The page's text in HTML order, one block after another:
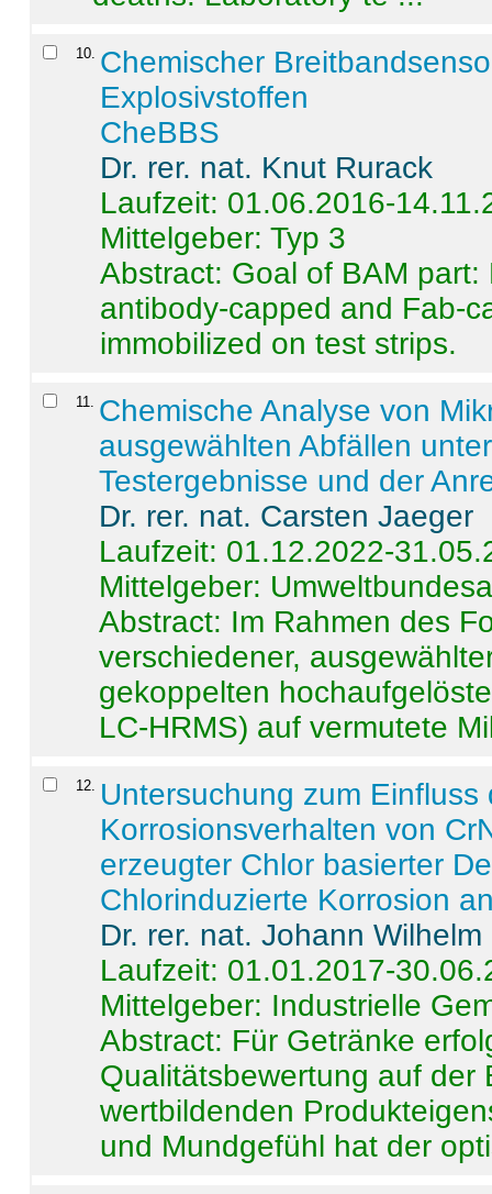
10 Chemischer
Explosivstoffen
CheBBS
Dr. rer. nat. Knut Rurack
Laufzeit: 01.06.2016-
Mittelgeber: Typ 3
Abstract: Goal of BAM
antibody-capped and Fab-
immobilized on test strips.
11
Chemische Analyse von
ausgewählten Abfällen
Testergebnisse und der
Dr. rer. nat. Carsten Jaeger
Laufzeit: 01.12.2022-
Mittelgeber:
Abstract: Im Rahmen des
verschiedener,
gekoppelten
LC-HRMS) auf vermutete
12
Untersuchung zum
Korrosionsverhalten von
erzeugter Chlor basierter
Chlorinduzierte Korrosion
Dr. rer. nat. Johann
Laufzeit: 01.01.2017-
Mittelgeber: Industrielle
Abstract: Für Getränke
Qualitätsbewertung auf der
wertbildenden
und Mundgefühl hat der